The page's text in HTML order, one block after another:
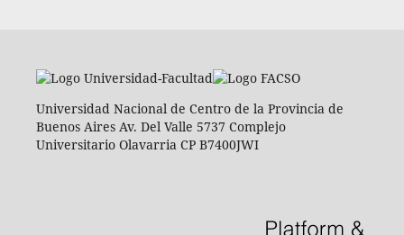
Universidad Nacional de Centro de la Provincia de
Buenos Aires Av. Del Valle 5737 Complejo
Universitario Olavarria CP B7400JWI